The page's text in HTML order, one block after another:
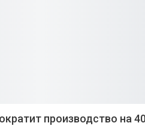
производство на